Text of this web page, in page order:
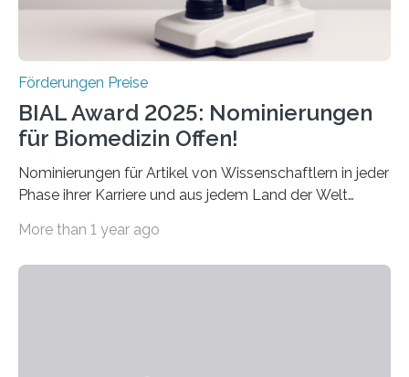
Förderungen Preise
BIAL Award 2025: Nominierungen
für Biomedizin Offen!
Nominierungen für Artikel von Wissenschaftlern in jeder
Phase ihrer Karriere und aus jedem Land der Welt
Leben gerufen, um die bemerkenswertesten
More than 1 year ago